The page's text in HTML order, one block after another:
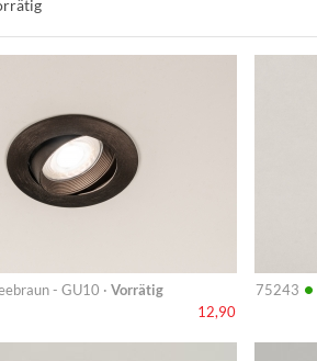
- GU10 · Vorrätig
12,90
75243 •
Info
Info